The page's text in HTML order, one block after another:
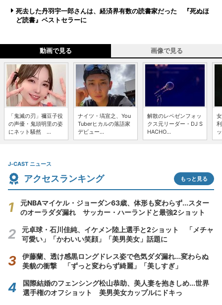
死去した丹羽宇一郎さんは、経済界有数の読書家だった 『死ぬほ
ど読書』ベストセラーに
動画で見る 画像で見る
「鬼滅の刃」禰豆子役
の声優・鬼頭明里の姿
にネット騒然 ...
ナイツ・塙宣之、You
Tuberヒカルの落語家
デビュー...
解散のレペゼンフォッ
クス元リーダー・DJ S
HACHO...
J-CAST ニュース
アクセスランキング もっと見る
元NBAマイケル・ジョーダン63歳、体形も変わらず...スター
のオーラダダ漏れ サッカー・ハーランドと最強2ショット
元卓球・石川佳純、イケメン陸上選手と2ショット 「メチャ
可愛い」「かわいい笑顔」「美男美女」話題に
伊藤蘭、透け感黒ロングドレス姿で色気ダダ漏れ...変わらぬ
美貌の衝撃 「ずっと変わらず綺麗」「美しすぎ」
国際結婚のフェンシング松山恭助、美人妻を抱きしめ...世界
選手権のオフショット 美男美女カップルにドキっ